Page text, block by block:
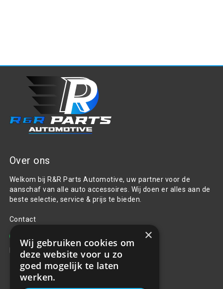
Over ons
Welkom bij R&R Parts Automotive, uw partner voor de
aanschaf van alle auto accessoires. Wij doen er alles aan de
beste selectie, service & prijs te bieden.
Contact
info@rrparts.nl
Klantenservice
×
Wij gebruiken cookies om
deze website voor u zo
goed mogelijk te laten
werken.